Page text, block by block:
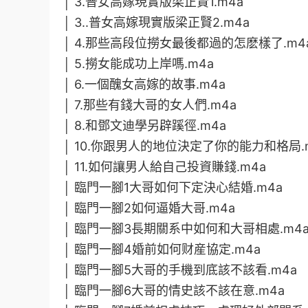
│ 3..普女高嫁現實版梁正賢2.m4a
│ 4.那些高段位撈女最後都過的怎麽樣了
│ 5.撈女能成功上岸嗎.m4a
│ 6.一個醜女高嫁的故事.m4a
│ 7.那些有錢大哥的女人們.m4a
│ 8.和鄧文迪學另辟蹊徑.m4a
│ 10.你跟男人的地位決定了你的能力和格局
│ 11.如何讓男人給自己投資賺錢.m4a
│ 臨門一腳1大哥如何下定決心結婚.m4a
│ 臨門一腳2如何逼婚大哥.m4a
│ 臨門一腳3長期關系中如何和大哥相處.m4a
│ 臨門一腳4婚前如何财産協定.m4a
│ 臨門一腳5大哥的手機到底該不該看.m4a
│ 臨門一腳6大哥的情史該不該在意.m4a